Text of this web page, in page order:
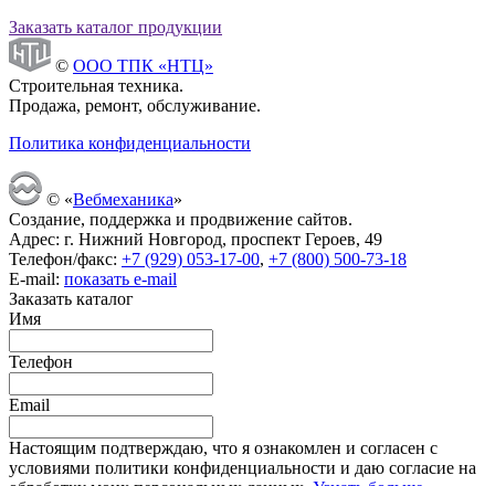
Заказать каталог продукции
© ООО ТПК «НТЦ»
Строительная техника.
Продажа, ремонт, обслуживание.
Политика конфиденциальности
© «Вебмеханика»
Создание, поддержка и продвижение сайтов.
Адрес: г. Нижний Новгород, проспект Героев, 49
Телефон/факс: +7 (929) 053-17-00, +7 (800) 500-73-18
E-mail: показать e-mail
Заказать каталог
Имя
Телефон
Email
Настоящим подтверждаю, что я ознакомлен и согласен с
условиями политики конфиденциальности и даю согласие на